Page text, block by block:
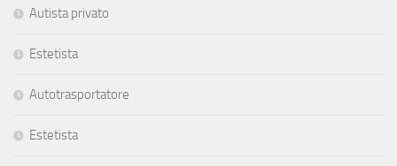
Autista privato
Estetista
Autotrasportatore
Estetista